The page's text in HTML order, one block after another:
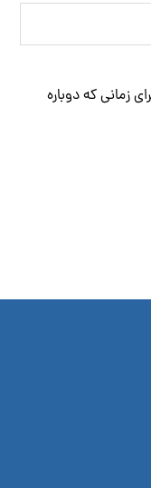
زمانی که دوباره